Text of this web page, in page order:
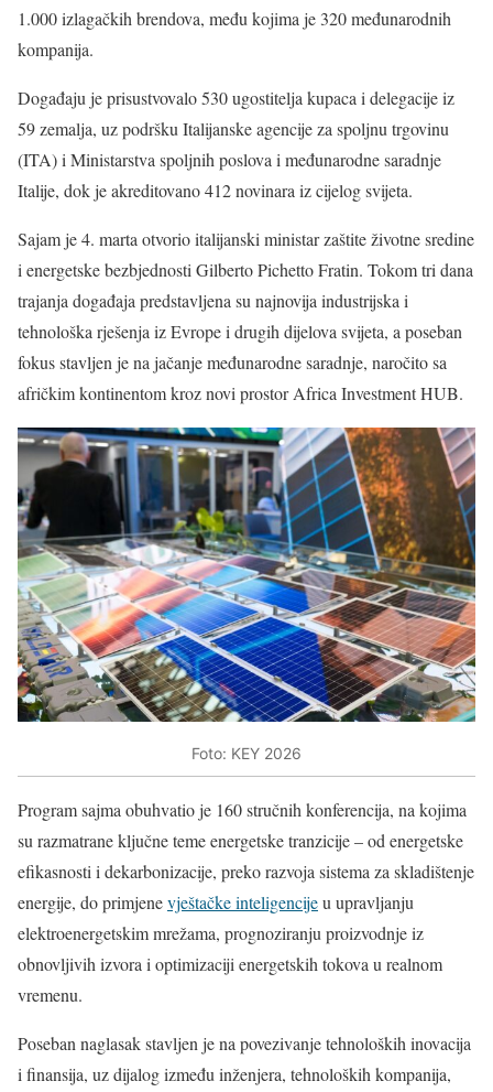
1.000 izlagačkih brendova, među kojima je 320 međunarodnih
kompanija.
Događaju je prisustvovalo 530 ugostitelja kupaca i delegacije iz
59 zemalja, uz podršku Italijanske agencije za spoljnu trgovinu
(ITA) i Ministarstva spoljnih poslova i međunarodne saradnje
Italije, dok je akreditovano 412 novinara iz cijelog svijeta.
Sajam je 4. marta otvorio italijanski ministar zaštite životne sredine
i energetske bezbjednosti Gilberto Pichetto Fratin. Tokom tri dana
trajanja događaja predstavljena su najnovija industrijska i
tehnološka rješenja iz Evrope i drugih dijelova svijeta, a poseban
fokus stavljen je na jačanje međunarodne saradnje, naročito sa
afričkim kontinentom kroz novi prostor Africa Investment HUB.
Foto: KEY 2026
Program sajma obuhvatio je 160 stručnih konferencija, na kojima
su razmatrane ključne teme energetske tranzicije – od energetske
efikasnosti i dekarbonizacije, preko razvoja sistema za skladištenje
energije, do primjenevještačke inteligencijeu upravljanju
elektroenergetskim mrežama, prognoziranju proizvodnje iz
obnovljivih izvora i optimizaciji energetskih tokova u realnom
vremenu.
Poseban naglasak stavljen je na povezivanje tehnoloških inovacija
i finansija, uz dijalog između inženjera, tehnoloških kompanija,